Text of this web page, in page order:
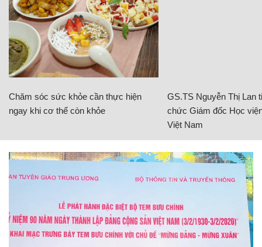
Chăm sóc sức khỏe cần thực hiện
ngay khi cơ thể còn khỏe
GS.TS Nguyễn Thị Lan
chức Giám đốc Học
Việt Nam